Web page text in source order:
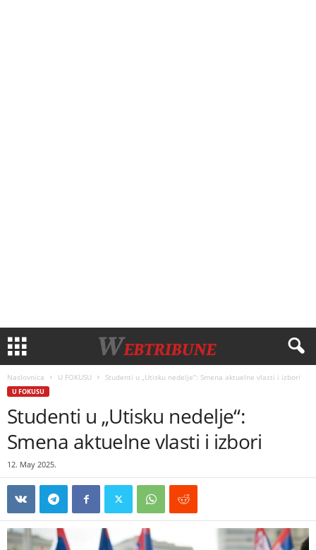
Naslovnica U FOKUSU Studenti u „Utisku nedelje“: Smena aktuelne vlasti i izbori
U FOKUSU
Studenti u „Utisku nedelje“:
Smena aktuelne vlasti i izbori
12. May 2025.